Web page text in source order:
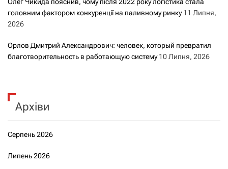
головним фактором конкуренції на паливному ринку 11 Липня,
2026
Орлов Дмитрий Александрович: человек, который превратил
благотворительность в работающую систему 10 Липня, 2026
Архіви
Серпень 2026
Липень 2026